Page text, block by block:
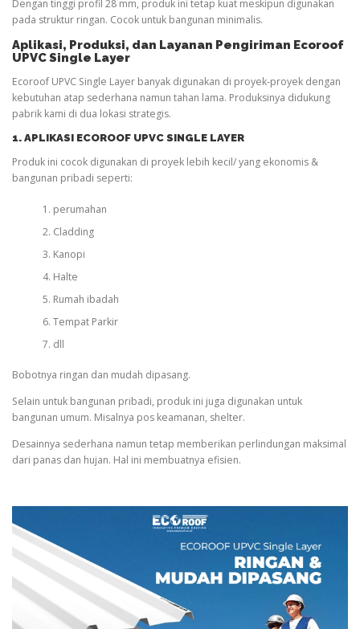
Dengan tinggi profil 28 mm, produk ini tetap kuat meskipun digunakan
pada struktur ringan. Cocok untuk bangunan minimalis.
Aplikasi, Produksi, dan Layanan Pengiriman Ecoroof
UPVC Single Layer
Ecoroof UPVC Single Layer banyak digunakan di proyek-proyek dengan
kebutuhan atap sederhana namun tahan lama. Produksinya didukung
pabrik kami di dua lokasi strategis.
1. APLIKASI ECOROOF UPVC SINGLE LAYER
Produk ini cocok digunakan di proyek lebih kecil/ yang ekonomis &
bangunan pribadi seperti:
perumahan
Cladding
Kanopi
Halte
Rumah ibadah
Tempat Parkir
dll
Bobotnya ringan dan mudah dipasang.
Selain untuk bangunan pribadi, produk ini juga digunakan untuk
bangunan umum. Misalnya pos keamanan, shelter.
Desainnya sederhana namun tetap memberikan perlindungan maksimal
dari panas dan hujan. Hal ini membuatnya efisien.